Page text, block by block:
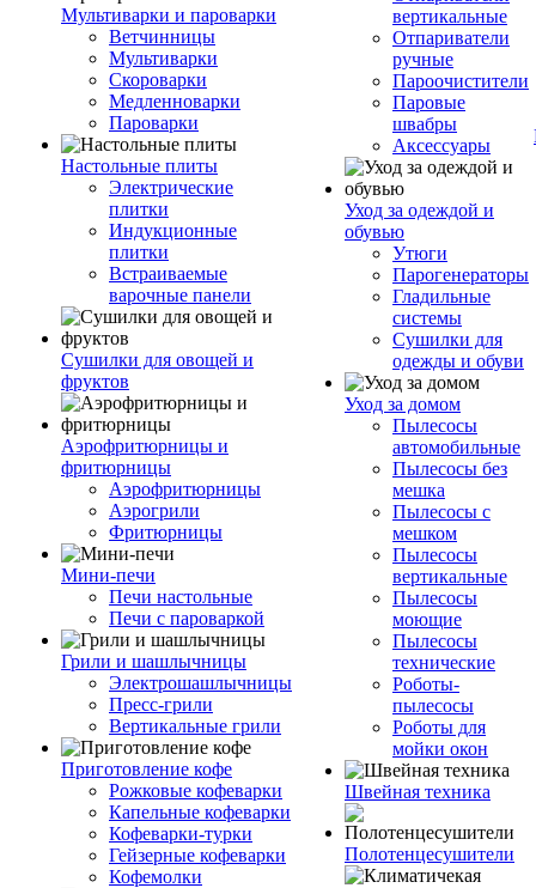
Мультиварки и пароварки
Ветчинницы
Мультиварки
Скороварки
Медленноварки
Пароварки
Настольные плиты
Электрические
плитки
Индукционные
плитки
Встраиваемые
варочные панели
Сушилки для овощей и
фруктов
Аэрофритюрницы и
фритюрницы
Аэрофритюрницы
Аэрогрили
Фритюрницы
Мини-печи
Печи настольные
Печи с пароваркой
Грили и шашлычницы
Электрошашлычницы
Пресс-грили
Вертикальные грили
Приготовление кофе
Рожковые кофеварки
Капельные кофеварки
Кофеварки-турки
Гейзерные кофеварки
Кофемолки
вертикальные
Отпариватели
ручные
Пароочистители
Паровые
швабры
Аксессуары
Уход за одеждой и
обувью
Утюги
Парогенераторы
Гладильные
системы
Сушилки для
одежды и обуви
Уход за домом
Пылесосы
автомобильные
Пылесосы без
мешка
Пылесосы с
мешком
Пылесосы
вертикальные
Пылесосы
моющие
Пылесосы
технические
Роботы-
пылесосы
Роботы для
мойки окон
Швейная техника
Полотенцесушители